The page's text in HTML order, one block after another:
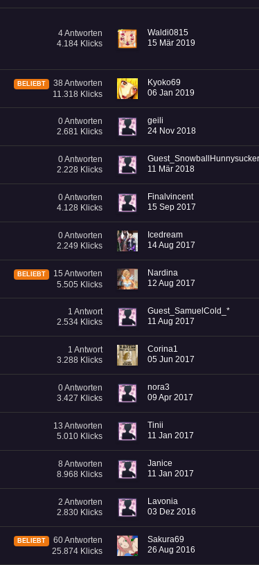
4 Antworten
4.184 Klicks
Waldi0815
15 Mär 2019
BELIEBT
38 Antworten
11.318 Klicks
Kyoko69
06 Jan 2019
0 Antworten
2.681 Klicks
geili
24 Nov 2018
0 Antworten
2.228 Klicks
11 Mär 2018
0 Antworten
4.128 Klicks
Finalvincent
15 Sep 2017
0 Antworten
2.249 Klicks
Icedream
14 Aug 2017
BELIEBT
15 Antworten
5.505 Klicks
Nardina
12 Aug 2017
1 Antwort
2.534 Klicks
Guest_SamuelCold_*
11 Aug 2017
1 Antwort
3.288 Klicks
Corina1
05 Jun 2017
0 Antworten
3.427 Klicks
nora3
09 Apr 2017
13 Antworten
5.010 Klicks
Tinii
11 Jan 2017
8 Antworten
8.968 Klicks
Janice
11 Jan 2017
2 Antworten
2.830 Klicks
Lavonia
03 Dez 2016
BELIEBT
60 Antworten
25.874 Klicks
Sakura69
26 Aug 2016